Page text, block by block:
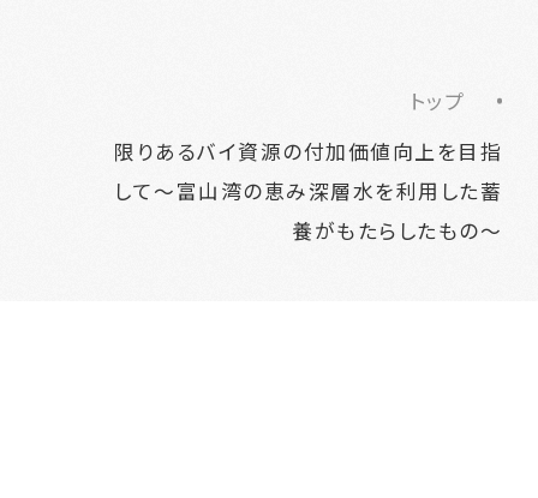
トップ
限りあるバイ資源の付加価値向上を目指
して～富山湾の恵み深層水を利用した蓄
養がもたらしたもの～